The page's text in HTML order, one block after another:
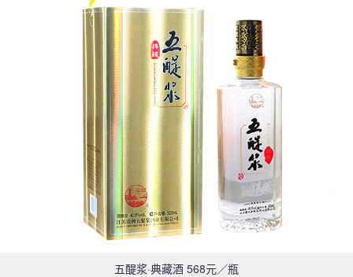
五醍浆·典藏酒 568元／瓶